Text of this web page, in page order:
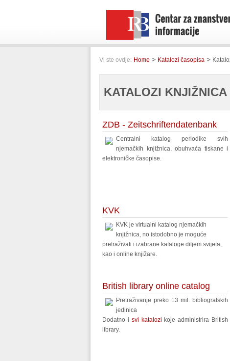
Vi ste ovdje: Home > Katalozi časopisa >
KATALOZI KNJIŽNICA
ZDB - Zeitschriftendatenbank
Centralni katalog periodike svih
njemačkih knjižnica, obuhvaća tiskane i
elektroničke časopise.
KVK
KVK je virtualni katalog njemačkih
knjižnica, no istodobno je moguće
pretraživati i izabrane kataloge diljem svijeta,
kao i online knjižare.
British library online catalog
Pretraživanje preko 13 mil. bibliografskih
jedinica
Dodatno i svi katalozi koje administrira British
library.